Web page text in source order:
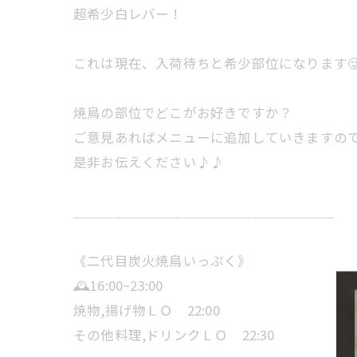
超希少白レバー！
これは現在、入荷待ちと希少部位になります
焼鳥の部位でどこがお好きですか？
ご意見あればメニューに追加していきますの
是非お伝えください♪♪
《二代目炭火焼鳥いっぷく》
🕰️16:00~23:00
焼物,揚げ物ＬＯ 22:00
その他料理,ドリンクＬＯ 22:30